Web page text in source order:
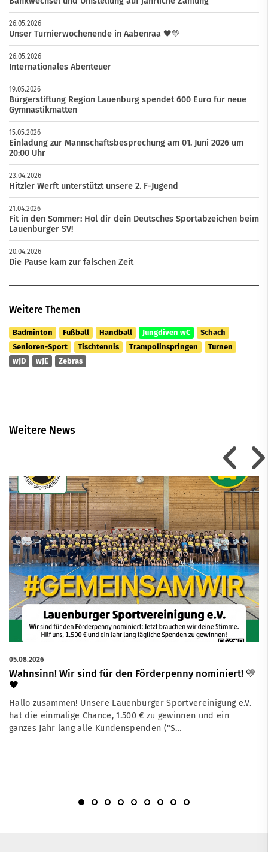
26.05.2026
Unser Turnierwochenende in Aabenraa 🖤💛
26.05.2026
Internationales Abenteuer
19.05.2026
Bürgerstiftung Region Lauenburg spendet 600 Euro für neue
Gymnastikmatten
15.05.2026
Einladung zur Mannschaftsbesprechung am 01. Juni 2026 um
20:00 Uhr
23.04.2026
Hitzler Werft unterstützt unsere 2. F-Jugend
21.04.2026
Fit in den Sommer: Hol dir dein Deutsches Sportabzeichen beim
Lauenburger SV!
20.04.2026
Die Pause kam zur falschen Zeit
Weitere Themen
Badminton Fußball Handball Jungdiven wC
Schach
Senioren-Sport
Tischtennis Trampolinspringen
Turnen
wJD
wJE Zebras
Weitere News
05.08.2026
Wahnsinn! Wir sind für den Förderpenny nominiert! 💛
🖤
Hallo zusammen! Unsere Lauenburger Sportvereinigung e.V.
hat die einmalige Chance, 1.500 € zu gewinnen und ein
ganzes Jahr lang alle Kundenspenden ("S…